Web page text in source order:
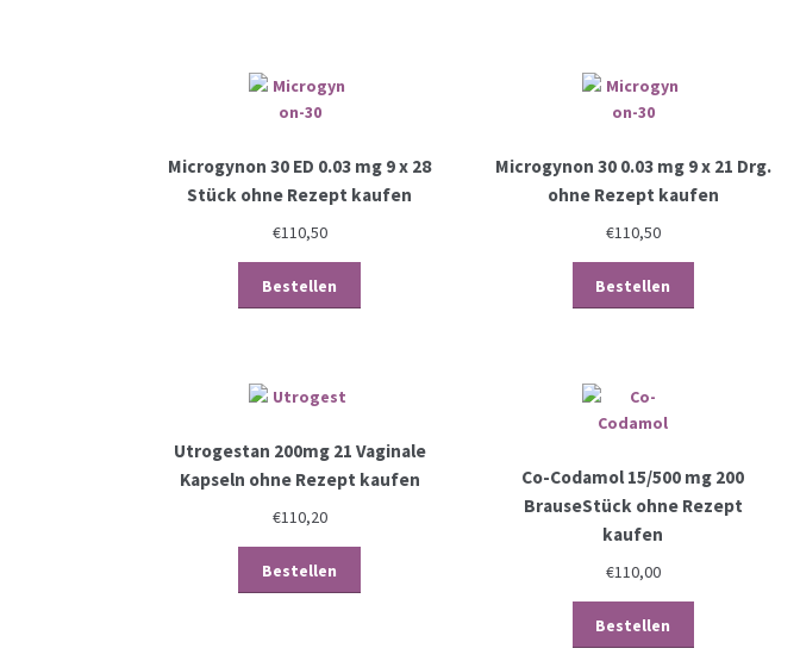
Microgynon 30 ED 0.03 mg 9 x 28
Stück ohne Rezept kaufen
€110,50
Bestellen
Microgynon 30 0.03 mg 9 x 21 Drg.
ohne Rezept kaufen
€110,50
Bestellen
Utrogestan 200mg 21 Vaginale
Kapseln ohne Rezept kaufen
€110,20
Bestellen
Co-Codamol 15/500 mg 200
BrauseStück ohne Rezept
kaufen
€110,00
Bestellen